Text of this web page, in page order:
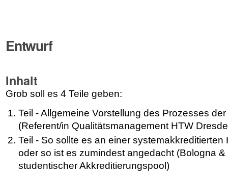
Entwurf
Inhalt
Grob soll es 4 Teile geben:
Teil - Allgemeine Vorstellung des Prozesses
(Referent/in Qualitätsmanagement HTW
Teil - So sollte es an einer
oder so ist es zumindest angedacht (Bologna &
studentischer Akkreditierungspool)